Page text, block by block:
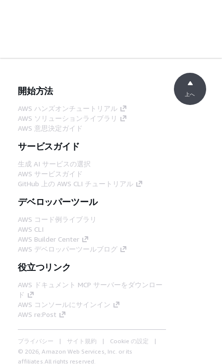
開始方法
AWS ハンズオンチュートリアル
AWS ソリューションライブラリ
AWS 意思決定ガイド
サービスガイド
生成 AI サービスの選択
AWS サービスガイド
GitHub 上の AWS CLI チュートリアル
デベロッパーツール
AWS コード例ライブラリ
AWS CLI
AWS Builder Center
AWS デベロッパーツールブログ
役立つリンク
AWS ドキュメント MCP サーバーをダウンロー
ド
AWS コンソールにサインイン
AWS re:Post
プライバシー サイト規約
Cookie の設定
© 2026, Amazon Web Services, Inc. or its
affiliates.All rights reserved.
上へ